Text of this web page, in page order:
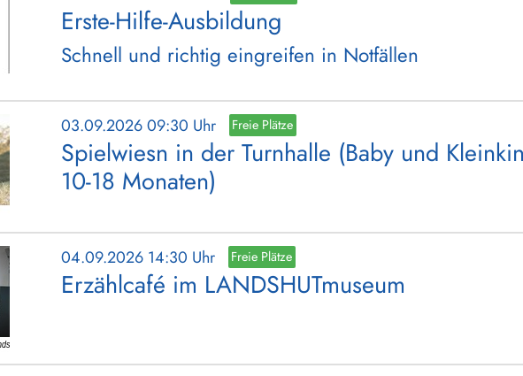
Erste-Hilfe-Ausbildung
Schnell und richtig eingreifen in Notfällen
03.09.2026 09:30 Uhr Freie Plätze
Spielwiesn in der Turnhalle (Baby und
10-18 Monaten)
04.09.2026 14:30 Uhr Freie Plätze
Erzählcafé im LANDSHUTmuseum